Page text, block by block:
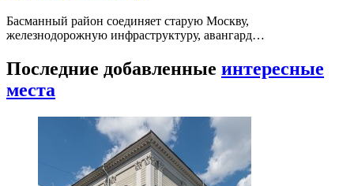
Басманный район соединяет старую Москву,
железнодорожную инфраструктуру, авангард…
Последние добавленные интересные
места